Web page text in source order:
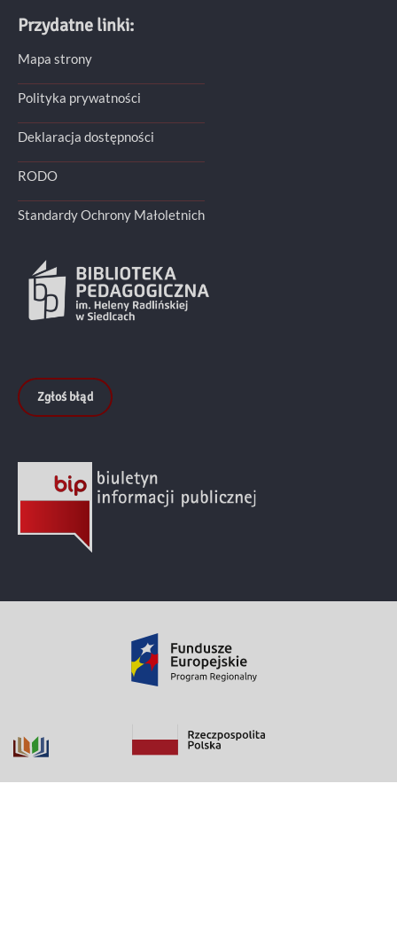
Przydatne linki:
Mapa strony
Polityka prywatności
Deklaracja dostępności
RODO
Standardy Ochrony Małoletnich
Zgłoś błąd